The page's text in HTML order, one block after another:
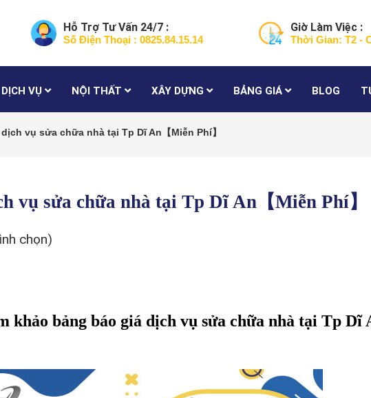
Hỗ Trợ Tư Vấn 24/7 :
Số Điện Thoại : 0825.84.15.14
Giờ Làm Việc :
Thời Gian: T2 -
DỊCH VỤ NỘI THẤT XÂY DỰNG BẢNG GIÁ BLOG
vụ sửa chữa nhà tại Tp Dĩ An【Miễn Phí】
vụ sửa chữa nhà tại Tp Dĩ An【Miễn Phí】
chọn)
khảo bảng báo giá dịch vụ sửa chữa nhà tại Tp Dĩ